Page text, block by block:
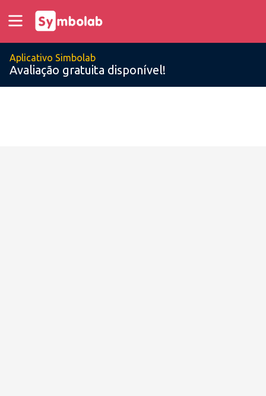
Aplicativo Simbolab
Avaliação gratuita disponível!